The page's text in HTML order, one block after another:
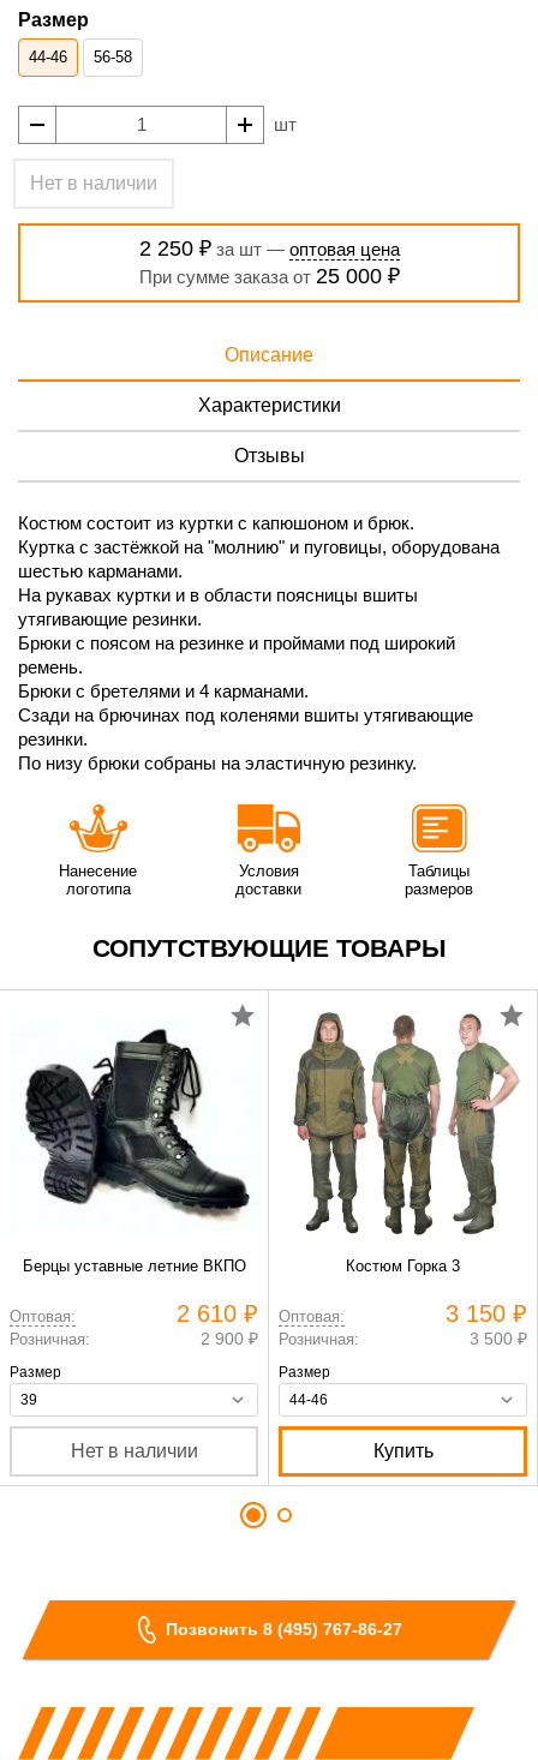
Размер
44-46 56-58
шт
Нет в наличии
2 250 ₽за шт — оптовая цена
При сумме заказа от 25 000 ₽
Описание
Характеристики
Отзывы
Костюм состоит из куртки с капюшоном и брюк.
Куртка с застёжкой на "молнию" и пуговицы, оборудована
шестью карманами.
На рукавах куртки и в области поясницы вшиты
утягивающие резинки.
Брюки с поясом на резинке и проймами под широкий
ремень.
Брюки с бретелями и 4 карманами.
Сзади на брючинах под коленями вшиты утягивающие
резинки.
По низу брюки собраны на эластичную резинку.
Нанесение
логотипа
Условия
доставки
Таблицы
размеров
СОПУТСТВУЮЩИЕ ТОВАРЫ
Берцы уставные летние ВКПО
Оптовая: 2 610 ₽
Розничная: 2 900 ₽
Размер
Нет в наличии
Костюм Горка 3
Оптовая: 3 150 ₽
Розничная: 3 500 ₽
Размер
Купить
Позвонить 8 (495) 767-86-27